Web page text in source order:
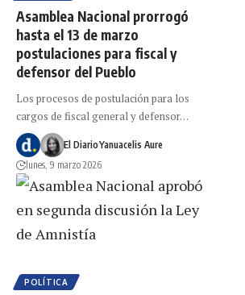
Asamblea Nacional prorrogó
hasta el 13 de marzo
postulaciones para fiscal y
defensor del Pueblo
Los procesos de postulación para los
cargos de fiscal general y defensor…
El DiarioYanuacelis Aure
lunes, 9 marzo 2026
POLÍTICA